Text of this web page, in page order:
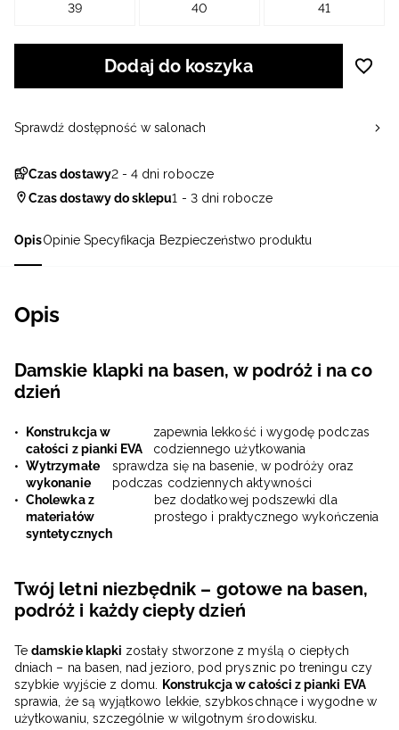
OpisOpinie Specyfikacja Bezpieczeństwo produktu
Opis
Damskie klapki na basen, w podróż i na co
dzień
Konstrukcja w
całości z pianki EVA
zapewnia lekkość i wygodę podczas
codziennego użytkowania
Wytrzymałe
wykonanie
sprawdza się na basenie, w podróży oraz
podczas codziennych aktywności
Cholewka z
materiałów
syntetycznych
bez dodatkowej podszewki dla
prostego i praktycznego wykończenia
Twój letni niezbędnik – gotowe na basen,
podróż i każdy ciepły dzień
Tedamskie klapki zostały stworzone z myślą o ciepłych
dniach – na basen, nad jezioro, pod prysznic po treningu czy
szybkie wyjście z domu. Konstrukcja w całości z pianki EVA
sprawia, że są wyjątkowo lekkie, szybkoschnące i wygodne w
użytkowaniu, szczególnie w wilgotnym środowisku.
39 40 41
Dodaj do koszyka
Czas dostawy2 - 4 dni robocze
Czas dostawy do sklepu1 - 3 dni robocze
Sprawdź dostępność w salonach